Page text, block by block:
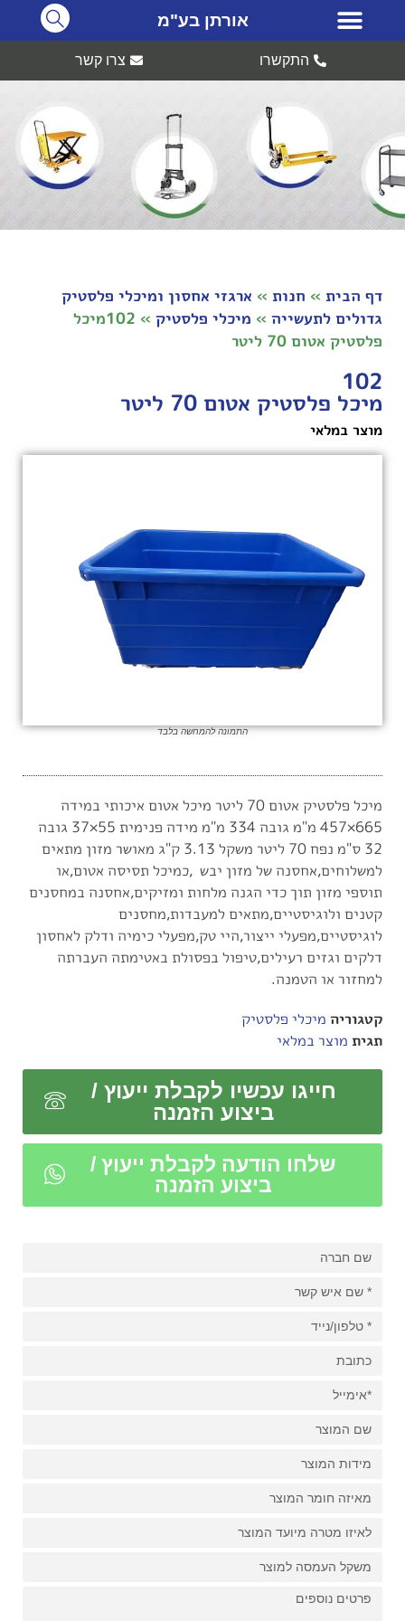
אורתן בע"מ
התקשרו צרו קשר
דף הבית » חנות » ארגזי אחסון ומיכלי פלסטיק
גדולים לתעשייה » מיכלי פלסטיק »
102מיכל
פלסטיק אטום 70 ליטר
102
מיכל פלסטיק אטום 70 ליטר
מוצר במלאי
התמונה להמחשה בלבד
מיכל פלסטיק אטום 70 ליטר מיכל אטום איכותי במידה
665×457 מ"מ גובה 334 מ"מ מידה פנימית 55×37 גובה
32 ס"מ נפח 70 ליטר משקל 3.13 ק"ג מאושר מזון מתאים
למשלוחים,אחסנה של מזון יבש ,כמיכל תסיסה אטום,או
תוספי מזון תוך כדי הגנה מלחות ומזיקים,אחסנה במחסנים
קטנים ולוגיסטיים,מתאים למעבדות,מחסנים
לוגיסטיים,מפעלי ייצור,היי טק,מפעלי כימיה ודלק לאחסון
דלקים וגזים רעילים,טיפול בפסולת באטימתה העברתה
למחזור או הטמנה.
קטגוריה מיכלי פלסטיק
תגית מוצר במלאי
חייגו עכשיו לקבלת ייעוץ /
ביצוע הזמנה
שלחו הודעה לקבלת ייעוץ /
ביצוע הזמנה